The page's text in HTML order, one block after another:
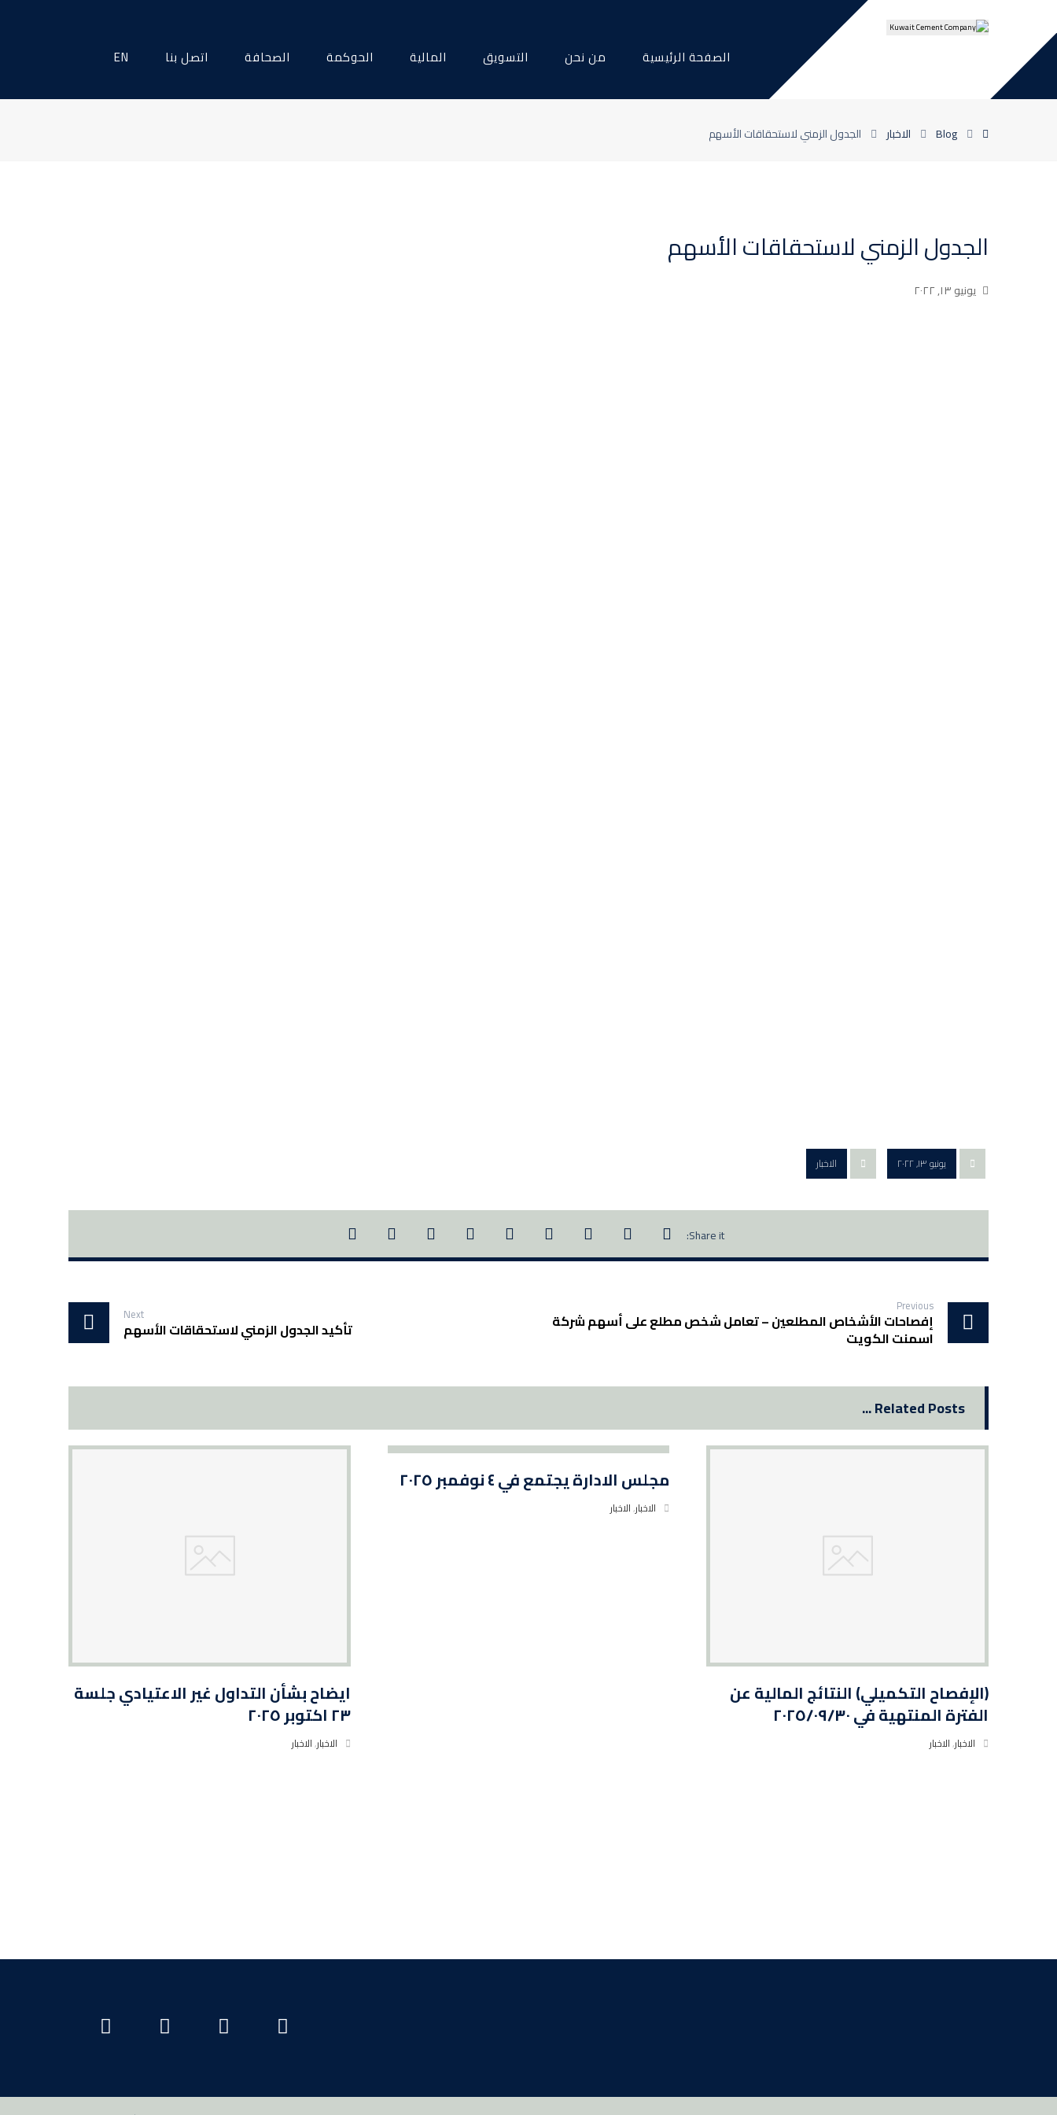
الصفحة الرئيسية من نحن التسويق المالية الحوكمة الصحافة اتصل بنا EN
Blog الاخبار الجدول الزمني لاستحقاقات الأسهم
الجدول الزمني لاستحقاقات الأسهم
يونيو ١٣, ٢٠٢٢
يونيو ١٣, ٢٠٢٢ الاخبار
Previous
إفصاحات الأشخاص المطلعين – تعامل شخص مطلع على أسهم شركة
اسمنت الكويت
Next
تأكيد الجدول الزمني لاستحقاقات الأسهم
Related Posts ...
(الإفصاح التكميلي) النتائج المالية عن
الفترة المنتهية في ٢٠٢٥/٠٩/٣٠
الاخبار,الاخبار
مجلس الادارة يجتمع في ٤ نوفمبر ٢٠٢٥
الاخبار,الاخبار
ايضاح بشأن التداول غير الاعتيادي جلسة
٢٣ اكتوبر ٢٠٢٥
الاخبار,الاخبار